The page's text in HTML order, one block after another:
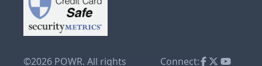
©2026 POWR. All rights Connect: